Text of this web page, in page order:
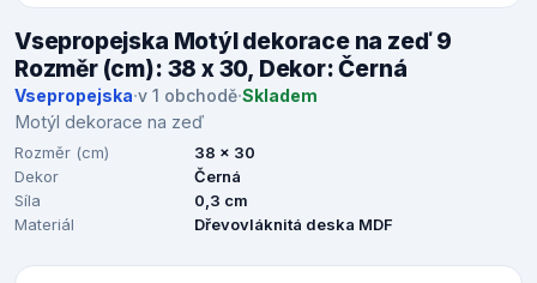
Vsepropejska Motýl dekorace na zeď 9
Rozměr (cm): 38 x 30, Dekor: Černá
Vsepropejska·v 1 obchodě·Skladem
Motýl dekorace na zeď
Rozměr (cm)
38 x 30
Dekor
Černá
Síla
0,3 cm
Materiál
Dřevovláknitá deska MDF